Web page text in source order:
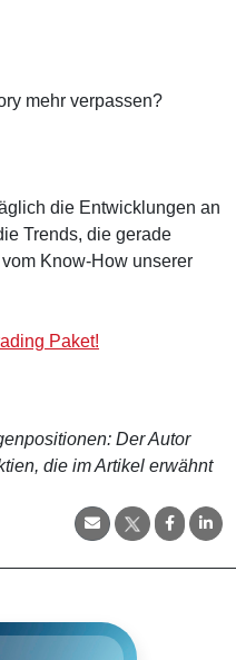
mehr verpassen?
die Entwicklungen an
Trends, die gerade
Know-How unserer
Paket!
Der Autor
die im Artikel erwähnt